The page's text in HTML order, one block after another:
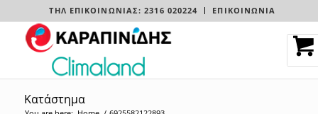
ΤΗΛ ΕΠΙΚΟΙΝΩΝΊΑΣ: 2316 020224 ΕΠΙΚΟΙΝΩΝΙΑ
Κατάστημα